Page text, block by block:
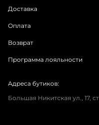
Доставка
Оплата
Возврат
Программа лояльности
Адреса бутиков:
Большая Никитская ул., 17,